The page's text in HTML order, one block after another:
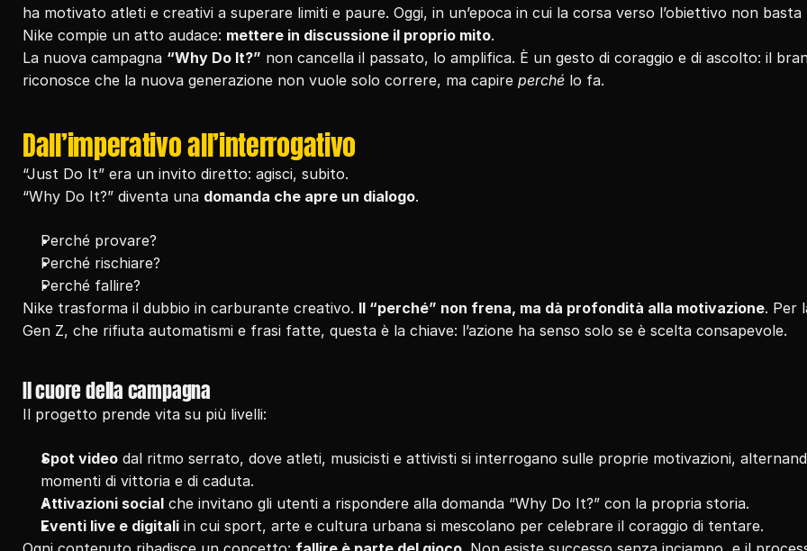
ha motivato atleti e creativi a superare limiti e paure. Oggi, in un’epoca in cui la corsa verso l’obiettivo non basta
Nike compie un atto audace: mettere in discussione il proprio mito.
La nuova campagna “Why Do It?” non cancella il passato, lo amplifica. È un gesto di coraggio e di ascolto: il
riconosce che la nuova generazione non vuole solo correre, ma capire perché lo fa.
Dall’imperativo all’interrogativo
“Just Do It” era un invito diretto: agisci, subito.
“Why Do It?” diventa una domanda che apre un dialogo.
Perché provare?
Perché rischiare?
Perché fallire?
Nike trasforma il dubbio in carburante creativo. Il “perché” non frena, ma dà profondità alla motivazione. Per
Gen Z, che rifiuta automatismi e frasi fatte, questa è la chiave: l’azione ha senso solo se è scelta consapevole.
Il cuore della campagna
Il progetto prende vita su più livelli:
Spot video dal ritmo serrato, dove atleti, musicisti e attivisti si interrogano sulle proprie motivazioni,
momenti di vittoria e di caduta.
Attivazioni social che invitano gli utenti a rispondere alla domanda “Why Do It?” con la propria storia.
Eventi live e digitali in cui sport, arte e cultura urbana si mescolano per celebrare il coraggio di tentare.